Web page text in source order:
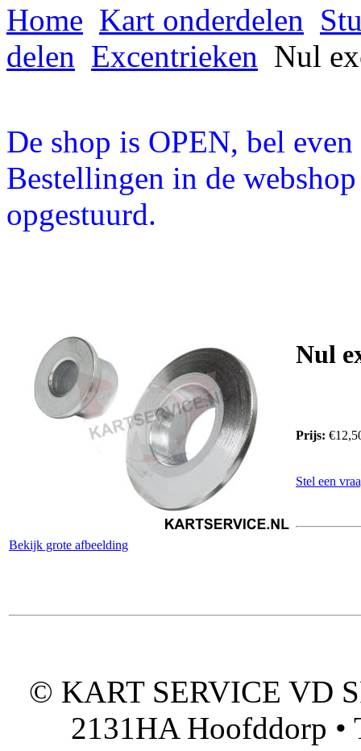
Home Kart onderdelen
delen Excentrieken Nul
De shop is OPEN, bel
Bestellingen in de
opgestuurd.
Bekijk grote afbeelding
Nul
Prijs:
Stel een
© KART SERVICE VD
2131HA Hoofddorp •